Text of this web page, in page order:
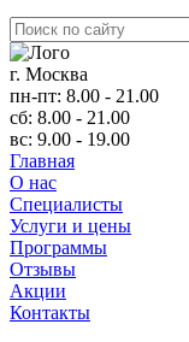
г. Москва
пн-пт: 8.00 - 21.00
сб: 8.00 - 21.00
вс: 9.00 - 19.00
Главная
О нас
Cпециалисты
Услуги и цены
Программы
Отзывы
Акции
Контакты